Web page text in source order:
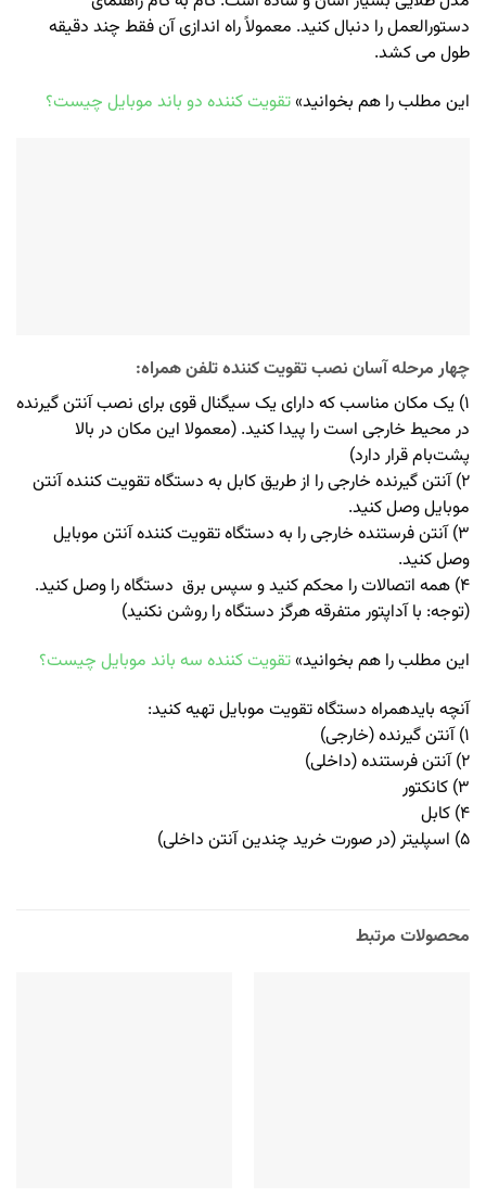
دستورالعمل را دنبال کنید. معمولاً راه اندازی آن فقط چند دقیقه
طول می کشد.
این مطلب را هم بخوانید»تقویت کننده دو باند موبایل چیست؟
چهار مرحله آسان نصب تقویت کننده تلفن همراه:
۱) یک مکان مناسب که دارای یک سیگنال قوی برای نصب آنتن گیرنده
در محیط خارجی است را پیدا کنید. (معمولا این مکان در بالا
پشت‌بام قرار دارد)
۲) آنتن گیرنده خارجی را از طریق کابل به دستگاه تقویت کننده آنتن
موبایل وصل کنید.
۳) آنتن فرستنده خارجی را به دستگاه تقویت کننده آنتن موبایل
وصل کنید.
۴) همه اتصالات را محکم کنید و سپس برق دستگاه را وصل کنید.
(توجه: با آداپتور متفرقه هرگز دستگاه را روشن نکنید)
این مطلب را هم بخوانید»تقویت کننده سه باند موبایل چیست؟
آنچه بایدهمراه دستگاه تقویت موبایل تهیه کنید:
۱) آنتن گیرنده (خارجی)
۲) آنتن فرستنده (داخلی)
۳) کانکتور
۴) کابل
۵) اسپلیتر (در صورت خرید چندین آنتن داخلی)
محصولات مرتبط